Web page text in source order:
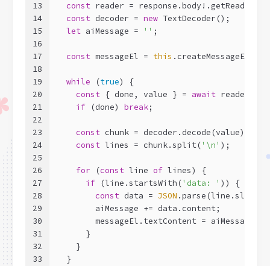
13
14
15
16
17
18
19
20
21
22
23
24
25
26
27
28
29
30
31
32
33
const reader = response.body!.getReader();
const decoder = new TextDecoder();
let aiMessage = '' ;
const messageEl = this
while (true) {
const { done, value } = await
if (done) break;
const chunk = decoder.decode(value);
const lines = chunk.split('\n' );
for (const line of lines) {
if (line.startsWith('data: ' )) {
const data = JSON .parse(line.slice(
        aiMessage += data.content;
        messageEl.textContent = aiMessage;
      }
    }
  }